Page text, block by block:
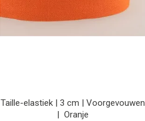
Taille-elastiek | 3 cm | Voorgevouwen
| Oranje